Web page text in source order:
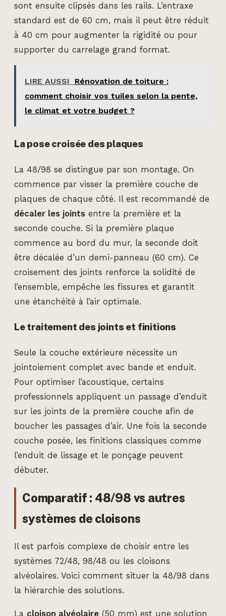
sont ensuite clipsés dans les rails. L’entraxe
standard est de 60 cm, mais il peut être réduit
à 40 cm pour augmenter la rigidité ou pour
supporter du carrelage grand format.
LIRE AUSSI
Rénovation de toiture :
comment choisir vos tuiles selon la pente,
le climat et votre budget ?
La pose croisée des plaques
La 48/98 se distingue par son montage. On
commence par visser la première couche de
plaques de chaque côté. Il est recommandé de
décaler les joints entre la première et la
seconde couche. Si la première plaque
commence au bord du mur, la seconde doit
être décalée d’un demi-panneau (60 cm). Ce
croisement des joints renforce la solidité de
l’ensemble, empêche les fissures et garantit
une étanchéité à l’air optimale.
Le traitement des joints et finitions
Seule la couche extérieure nécessite un
jointoiement complet avec bande et enduit.
Pour optimiser l’acoustique, certains
professionnels appliquent un passage d’enduit
sur les joints de la première couche afin de
boucher les passages d’air. Une fois la seconde
couche posée, les finitions classiques comme
l’enduit de lissage et le ponçage peuvent
débuter.
Comparatif : 48/98 vs autres
systèmes de cloisons
Il est parfois complexe de choisir entre les
systèmes 72/48, 98/48 ou les cloisons
alvéolaires. Voici comment situer la 48/98 dans
la hiérarchie des solutions.
La cloison alvéolaire (50 mm) est une solution